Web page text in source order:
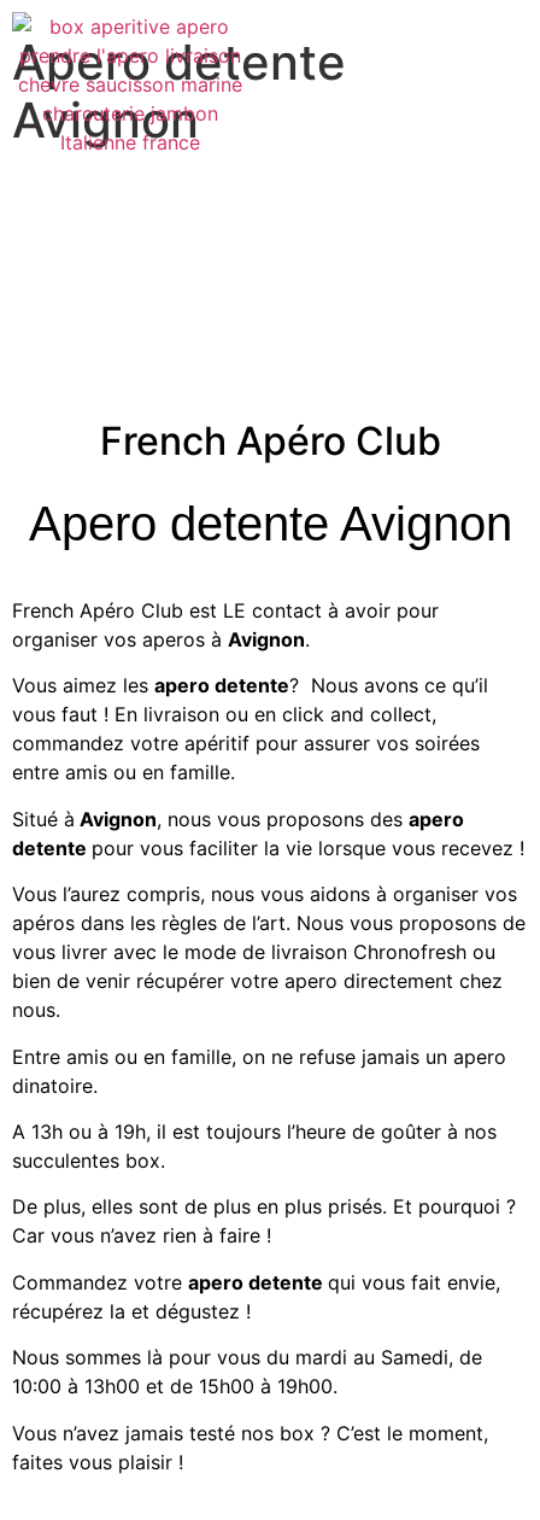
Apero detente
Avignon
French Apéro Club
Apero detente Avignon
French Apéro Club est LE contact à avoir pour
organiser vos aperos à Avignon.
Vous aimez les apero detente? Nous avons ce qu’il
vous faut ! En livraison ou en click and collect,
commandez votre apéritif pour assurer vos soirées
entre amis ou en famille.
Situé à Avignon, nous vous proposons des apero
detente pour vous faciliter la vie lorsque vous recevez !
Vous l’aurez compris, nous vous aidons à organiser vos
apéros dans les règles de l’art. Nous vous proposons de
vous livrer avec le mode de livraison Chronofresh ou
bien de venir récupérer votre apero directement chez
nous.
Entre amis ou en famille, on ne refuse jamais un apero
dinatoire.
A 13h ou à 19h, il est toujours l’heure de goûter à nos
succulentes box.
De plus, elles sont de plus en plus prisés. Et pourquoi ?
Car vous n’avez rien à faire !
Commandez votre apero detente qui vous fait envie,
récupérez la et dégustez !
Nous sommes là pour vous du mardi au Samedi, de
10:00 à 13h00 et de 15h00 à 19h00.
Vous n’avez jamais testé nos box ? C’est le moment,
faites vous plaisir !